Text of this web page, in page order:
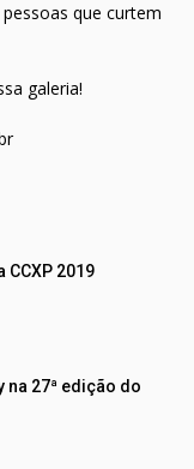
que curtem
galeria!
CCXP 2019
na 27ª edição do